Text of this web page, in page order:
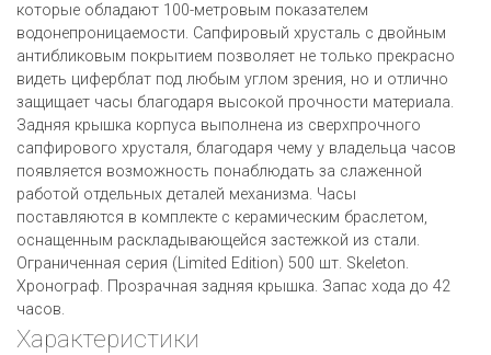
которые обладают 100-метровым показателем
водонепроницаемости. Сапфировый хрусталь с двойным
антибликовым покрытием позволяет не только прекрасно
видеть циферблат под любым углом зрения, но и отлично
защищает часы благодаря высокой прочности материала.
Задняя крышка корпуса выполнена из сверхпрочного
сапфирового хрусталя, благодаря чему у владельца часов
появляется возможность понаблюдать за слаженной
работой отдельных деталей механизма. Часы
поставляются в комплекте с керамическим браслетом,
оснащенным раскладывающейся застежкой из стали.
Ограниченная серия (Limited Edition) 500 шт. Skeleton.
Хронограф. Прозрачная задняя крышка. Запас хода до 42
часов.
Характеристики